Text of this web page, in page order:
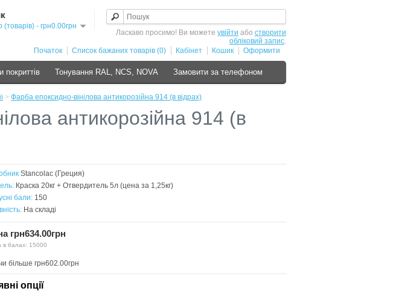
(товарів) - грн0.00грн
Ласкаво просимо! Ви можете увійти або створити
обліковий запис.
Початок
Список бажаних товарів (0) Кабінет Кошик Оформити
покриттів Тонування RAL, NCS, NOVA Замовити за телефоном
> Фарба епоксидно-вінілова антикорозійна 914 (в відрах)
антикорозійна 914 (в
Stancolac (Греция)
Краска 20кг + Отвердитель 5л (цена за 1,25кг)
бали: 150
На складі
грн634.00грн
в балах: 15000
більше грн602.00грн
опції